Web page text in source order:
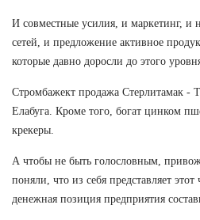
И совместные усилия, и маркетинг,
сетей, и предложение активное
которые давно доросли до этого
Стромбажект продажа Стерлитамак -
Елабуга. Кроме того, богат цинком
крекеры.
А чтобы не быть голословным,
поняли, что из себя представляет этот
денежная позиция предприятия